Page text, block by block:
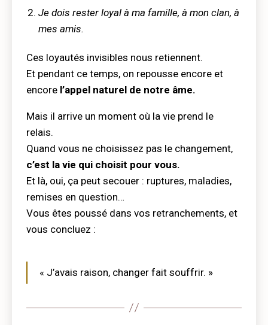
Je dois rester loyal à ma famille, à mon clan, à
mes amis.
Ces loyautés invisibles nous retiennent.
Et pendant ce temps, on repousse encore et
encore l’appel naturel de notre âme.
Mais il arrive un moment où la vie prend le
relais.
Quand vous ne choisissez pas le changement,
c’est la vie qui choisit pour vous.
Et là, oui, ça peut secouer : ruptures, maladies,
remises en question…
Vous êtes poussé dans vos retranchements, et
vous concluez :
« J’avais raison, changer fait souffrir. »